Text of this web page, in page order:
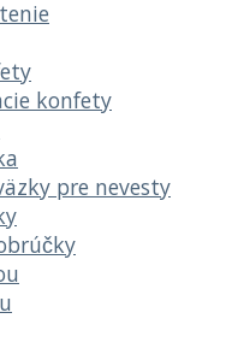
konfety
pre nevesty